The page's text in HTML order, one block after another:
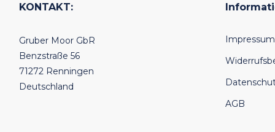
KONTAKT:
Gruber Moor GbR
Benzstraße 56
71272 Renningen
Deutschland
Impressum
AGB